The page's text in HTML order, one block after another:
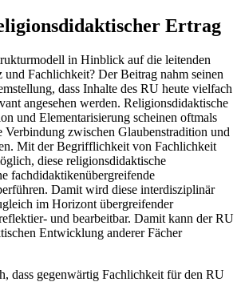
Ertrag
in Hinblick auf die leitenden
und Fachlichkeit? Der Beitrag nahm seinen
dass Inhalte des RU heute vielfach
angesehen werden. Religionsdidaktische
und Elementarisierung scheinen oftmals
Verbindung zwischen Glaubenstradition und
Mit der Begrifflichkeit von Fachlichkeit
diese religionsdidaktische
fachdidaktikenübergreifende
Damit wird diese interdisziplinär
im Horizont übergreifender
und bearbeitbar. Damit kann der RU
Entwicklung anderer Fächer
dass gegenwärtig Fachlichkeit für den RU